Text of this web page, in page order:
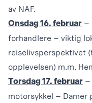
av NAF.
Onsdag 16. februar –
forhandlere – viktig
reiselivsperspektivet
opplevelsen) m.m.
Torsdag 17. februar –
motorsykkel – Damer